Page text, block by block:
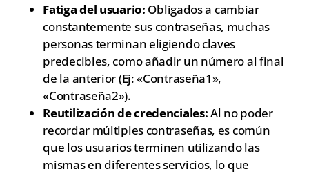
Fatiga del usuario: Obligados a cambiar
constantemente sus contraseñas, muchas
personas terminan eligiendo claves
predecibles, como añadir un número al final
de la anterior (Ej: «Contraseña1»,
«Contraseña2»).
Reutilización de credenciales:Al no poder
recordar múltiples contraseñas, es común
que los usuarios terminen utilizando las
mismas en diferentes servicios, lo que